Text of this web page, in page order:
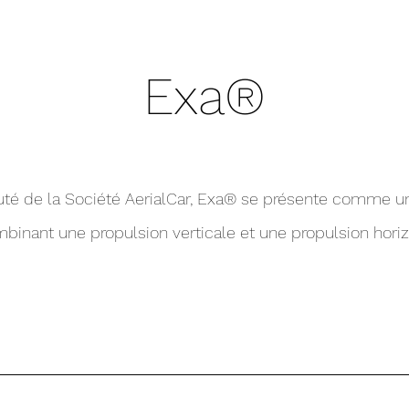
Exa®
de la Société AerialCar, Exa® se présente comme
une propulsion verticale et une propulsion